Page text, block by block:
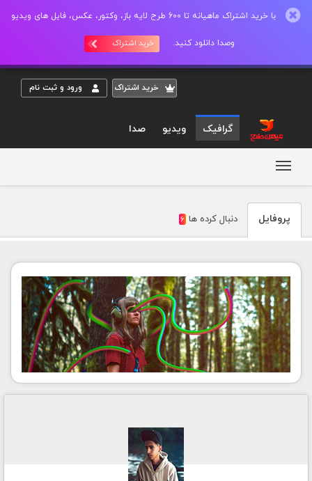
با خرید اشتراک ماهیانه تا 600 طرح لایه باز، وکتور، عکس، فایل های ویدیو
وصدا دانلود کنید. خرید اشتراک
خريد اشتراک ورود و ثبت نام
گرافیک ویدیو صدا
مشاهده پروفايل KHALIFE
پروفايل دنبال کرده ها 6